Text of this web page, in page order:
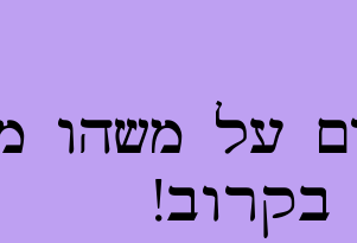
על משהו
בקרוב!